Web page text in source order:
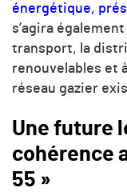
énergétique,
s’agira
transport, la
renouvelables et
réseau gazier
Une future
cohérence
55 »